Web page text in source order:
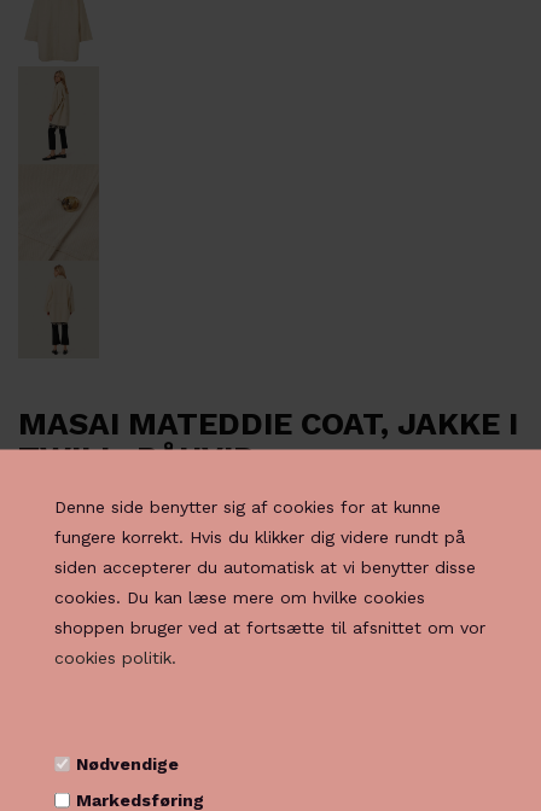
Denne side benytter sig af cookies for at kunne
fungere korrekt. Hvis du klikker dig videre rundt på
siden accepterer du automatisk at vi benytter disse
cookies. Du kan læse mere om hvilke cookies
shoppen bruger ved at fortsætte til afsnittet om vor
cookies politik.
Nødvendige
Markedsføring
MASAI MATEDDIE COAT, JAKKE I
TWILL, RÅHVID
1.399,00DKK
Vælg Farve
Vælg Størrelse